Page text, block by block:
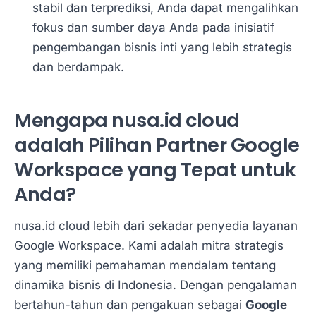
stabil dan terprediksi, Anda dapat mengalihkan
fokus dan sumber daya Anda pada inisiatif
pengembangan bisnis inti yang lebih strategis
dan berdampak.
Mengapa nusa.id cloud
adalah Pilihan Partner Google
Workspace yang Tepat untuk
Anda?
nusa.id cloud lebih dari sekadar penyedia layanan
Google Workspace. Kami adalah mitra strategis
yang memiliki pemahaman mendalam tentang
dinamika bisnis di Indonesia. Dengan pengalaman
bertahun-tahun dan pengakuan sebagai Google